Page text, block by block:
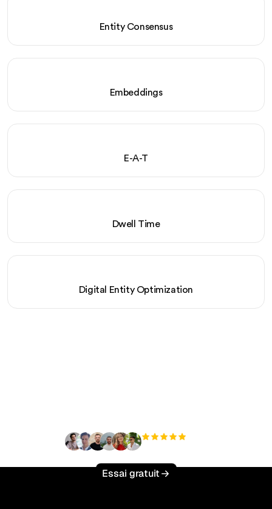
Entity Consensus
Embeddings
E-A-T
Dwell Time
Digital Entity Optimization
Essai gratuit